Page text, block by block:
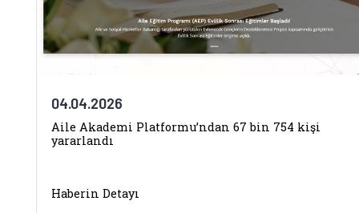
04.04.2026
Aile Akademi Platformu’ndan 67 bin 754 kişi
yararlandı
Haberin Detayı